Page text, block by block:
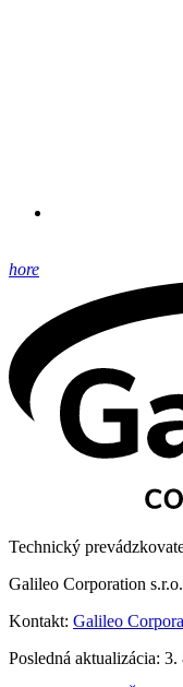
hore
Technický
Galileo Corporation
Kontakt: Galileo
Posledná aktualizácia: 3.